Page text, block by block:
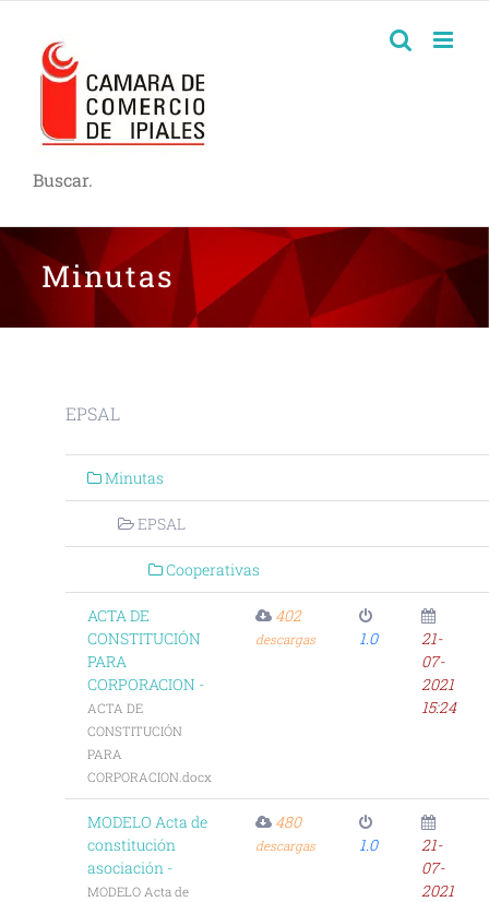
Buscar.
Minutas
EPSAL
Minutas
EPSAL
Cooperativas
ACTA DE
CONSTITUCIÓN
PARA
CORPORACION -
ACTA DE
CONSTITUCIÓN
PARA
CORPORACION.docx
402
descargas 1.0
21-
07-
2021
15:24
MODELO Acta de
constitución
asociación -
MODELO Acta de
480
descargas 1.0
21-
07-
2021